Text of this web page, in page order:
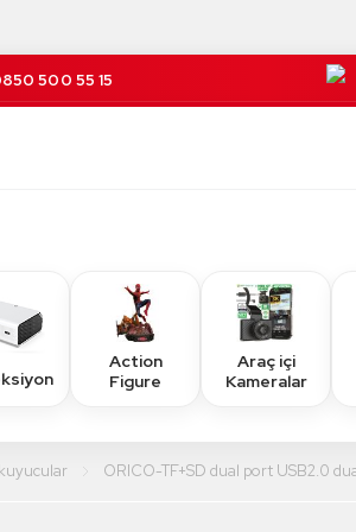
500 55 15
Action
Figure
Araç içi
Kameralar
ORICO-TF+SD dual port USB2.0